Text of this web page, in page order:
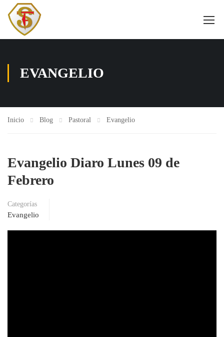
EVANGELIO
Inicio Blog Pastoral Evangelio
Evangelio Diaro Lunes 09 de
Febrero
Categorías
Evangelio